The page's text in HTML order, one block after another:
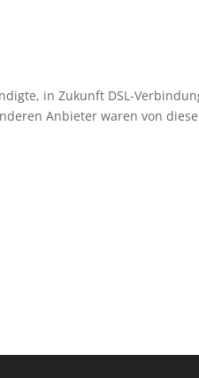
in Zukunft DSL-
Anbieter waren von